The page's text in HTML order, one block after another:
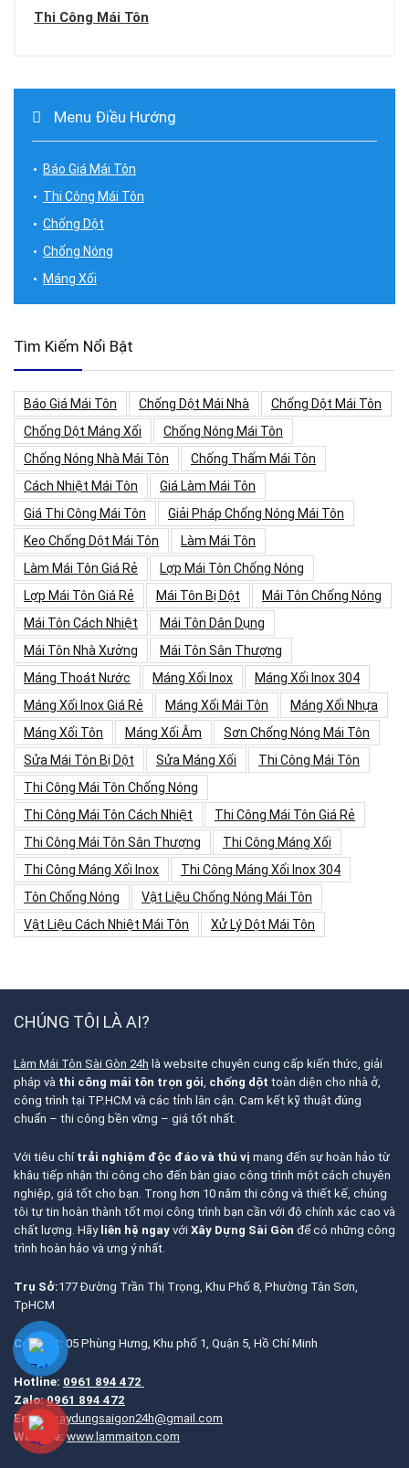
Thi Công Mái Tôn
Menu Điều Hướng
Báo Giá Mái Tôn
Thi Công Mái Tôn
Chống Dột
Chống Nóng
Máng Xối
Tìm Kiếm Nổi Bật
Báo Giá Mái Tôn Chống Dột Mái Nhà
Chống Dột Mái Tôn
Chống Dột Máng Xối
Chống Nóng Mái Tôn
Chống Nóng Nhà Mái Tôn
Chống Thấm Mái Tôn
Cách Nhiệt Mái Tôn
Giá Làm Mái Tôn
Giá Thi Công Mái Tôn
Giải Pháp Chống Nóng Mái Tôn
Keo Chống Dột Mái Tôn
Làm Mái Tôn
Làm Mái Tôn Giá Rẻ
Lợp Mái Tôn Chống Nóng
Lợp Mái Tôn Giá Rẻ
Mái Tôn Bị Dột
Mái Tôn Chống Nóng
Mái Tôn Cách Nhiệt
Mái Tôn Dân Dụng
Mái Tôn Nhà Xưởng
Mái Tôn Sân Thượng
Máng Thoát Nước
Máng Xối Inox
Máng Xối Inox 304
Máng Xối Inox Giá Rẻ
Máng Xối Mái Tôn
Máng Xối Nhựa
Máng Xối Tôn
Máng Xối Âm
Sơn Chống Nóng Mái Tôn
Sửa Mái Tôn Bị Dột
Sửa Máng Xối
Thi Công Mái Tôn
Thi Công Mái Tôn Chống Nóng
Thi Công Mái Tôn Cách Nhiệt
Thi Công Mái Tôn Giá Rẻ
Thi Công Mái Tôn Sân Thượng
Thi Công Máng Xối
Thi Công Máng Xối Inox
Thi Công Máng Xối Inox 304
Tôn Chống Nóng
Vật Liệu Chống Nóng Mái Tôn
Vật Liệu Cách Nhiệt Mái Tôn
Xử Lý Dột Mái Tôn
CHÚNG TÔI LÀ AI?
Làm Mái Tôn Sài Gòn 24h là website chuyên cung cấp kiến thức, giải
pháp và thi công mái tôn trọn gói, chống dột toàn diện cho nhà ở,
công trình tại TP.HCM và các tỉnh lân cận. Cam kết kỹ thuật đúng
chuẩn – thi công bền vững – giá tốt nhất.
Với tiêu chí trải nghiệm độc đáo và thú vị mang đến sự hoàn hảo từ
khâu tiếp nhận thi công cho đến bàn giao công trình một cách chuyên
nghiệp, giá tốt cho bạn. Trong hơn 10 năm thi công và thiết kế, chúng
tôi tự tin hoàn thành tốt mọi công trình bạn cần với độ chính xác cao và
chất lượng. Hãy liên hệ ngay với Xây Dựng Sài Gòn để có những công
trình hoàn hảo và ưng ý nhất.
Trụ Sở:177 Đường Trần Thị Trọng, Khu Phố 8, Phường Tân Sơn,
TpHCM
Cơ Sở 2: 05 Phùng Hưng, Khu phố 1, Quận 5, Hồ Chí Minh
Hotline: 0961 894 472
Zalo:0961 894 472
Email: xaydungsaigon24h@gmail.com
Website: www.lammaiton.com